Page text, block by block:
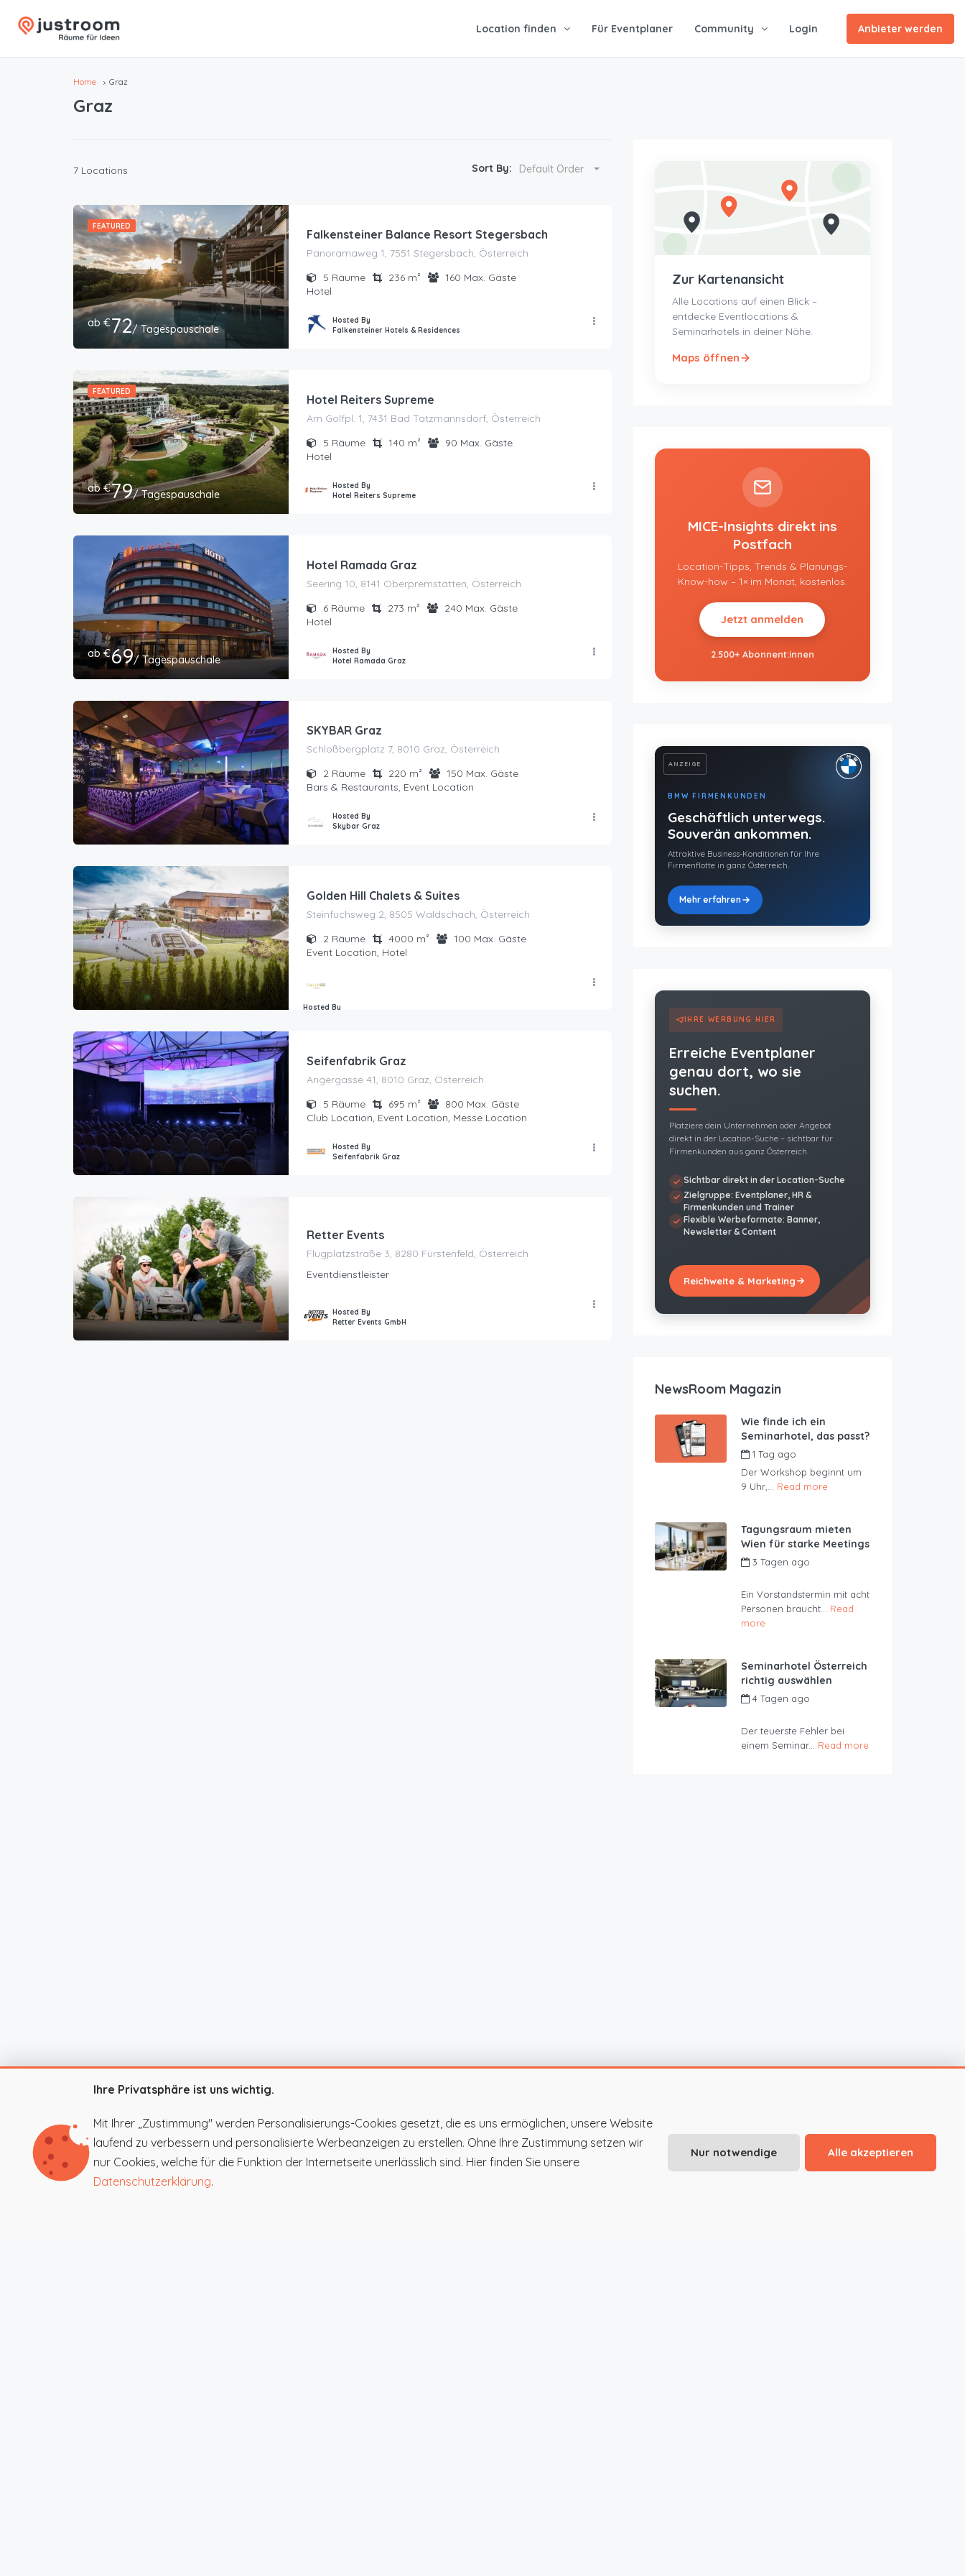
Location finden Für Eventplaner Community Login Anbieter werden
Home Graz
Graz
7 Locations Sort By: Default Order
FEATURED
ab €72/ Tagespauschale
Falkensteiner Balance Resort Stegersbach
Panoramaweg 1, 7551 Stegersbach, Österreich
5 Räume 236 m² 160 Max. Gäste
Hotel
Hosted By
Falkensteiner Hotels & Residences
FEATURED
ab €79/ Tagespauschale
Hotel Reiters Supreme
Am Golfpl. 1, 7431 Bad Tatzmannsdorf, Österreich
5 Räume 140 m² 90 Max. Gäste
Hotel
Hosted By
Hotel Reiters Supreme
ab €69/ Tagespauschale
Hotel Ramada Graz
Seering 10, 8141 Oberpremstätten, Österreich
6 Räume 273 m² 240 Max. Gäste
Hotel
Hosted By
Hotel Ramada Graz
SKYBAR Graz
Schloßbergplatz 7, 8010 Graz, Österreich
2 Räume 220 m² 150 Max. Gäste
Bars & Restaurants, Event Location
Hosted By
Skybar Graz
Golden Hill Chalets & Suites
Steinfuchsweg 2, 8505 Waldschach, Österreich
2 Räume 4000 m² 100 Max. Gäste
Event Location, Hotel
Hosted By
Seifenfabrik Graz
Angergasse 41, 8010 Graz, Österreich
5 Räume 695 m² 800 Max. Gäste
Club Location, Event Location, Messe Location
Hosted By
Seifenfabrik Graz
Retter Events
Flugplatzstraße 3, 8280 Fürstenfeld, Österreich
Eventdienstleister
Hosted By
Retter Events GmbH
Zur Kartenansicht
Alle Locations auf einen Blick –
entdecke Eventlocations &
Seminarhotels in deiner Nähe.
Maps öffnen
MICE-Insights direkt ins
Postfach
Location-Tipps, Trends & Planungs-
Know-how – 1× im Monat, kostenlos.
Jetzt anmelden
2.500+ Abonnent:innen
ANZEIGE
BMW FIRMENKUNDEN
Geschäftlich unterwegs.
Souverän ankommen.
Attraktive Business-Konditionen für Ihre
Firmenflotte in ganz Österreich.
Mehr erfahren
IHRE WERBUNG HIER
Erreiche Eventplaner
genau dort, wo sie
suchen.
Platziere dein Unternehmen oder Angebot
direkt in der Location-Suche – sichtbar für
Firmenkunden aus ganz Österreich.
Sichtbar direkt in der Location-Suche
Zielgruppe: Eventplaner, HR &
Firmenkunden und Trainer
Flexible Werbeformate: Banner,
Newsletter & Content
Reichweite & Marketing
NewsRoom Magazin
Wie finde ich ein
Seminarhotel, das passt?
1 Tag ago
Der Workshop beginnt um
9 Uhr,... Read more
Tagungsraum mieten
Wien für starke Meetings
3 Tagen ago
Ein Vorstandstermin mit acht
Personen braucht... Read
more
Seminarhotel Österreich
richtig auswählen
4 Tagen ago
Der teuerste Fehler bei
einem Seminar... Read more
Ihre Privatsphäre ist uns wichtig.
Mit Ihrer „Zustimmung" werden Personalisierungs-Cookies gesetzt, die es uns ermöglichen, unsere Website
laufend zu verbessern und personalisierte Werbeanzeigen zu erstellen. Ohne Ihre Zustimmung setzen wir
nur Cookies, welche für die Funktion der Internetseite unerlässlich sind. Hier finden Sie unsere
Datenschutzerklärung.
Nur notwendige Alle akzeptieren